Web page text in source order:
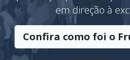
O TroféuFrutos de
significado de
premiação pelo esforço
em direção à